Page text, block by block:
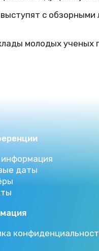
выступят с обзорными
молодых ученых
даты